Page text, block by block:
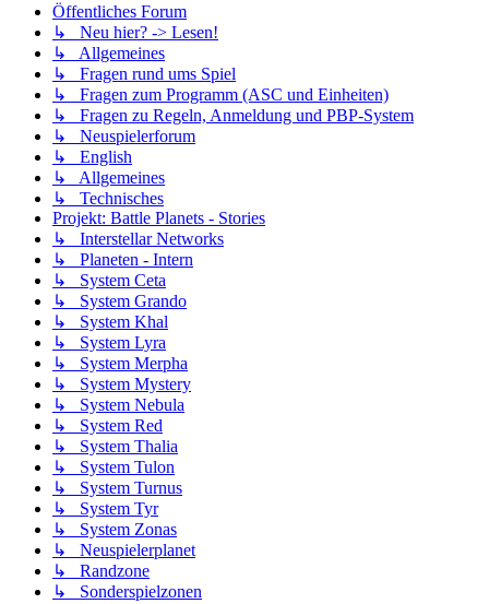
Öffentliches Forum
↳ Neu hier? -> Lesen!
↳ Allgemeines
↳ Fragen rund ums Spiel
↳ Fragen zum Programm (ASC und Einheiten)
↳ Fragen zu Regeln, Anmeldung und PBP-System
↳ Neuspielerforum
↳ English
↳ Allgemeines
↳ Technisches
Projekt: Battle Planets - Stories
↳ Interstellar Networks
↳ Planeten - Intern
↳ System Ceta
↳ System Grando
↳ System Khal
↳ System Lyra
↳ System Merpha
↳ System Mystery
↳ System Nebula
↳ System Red
↳ System Thalia
↳ System Tulon
↳ System Turnus
↳ System Tyr
↳ System Zonas
↳ Neuspielerplanet
↳ Randzone
↳ Sonderspielzonen